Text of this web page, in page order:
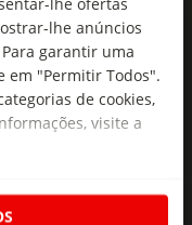
lhe anúncios
garantir uma
em "Permitir Todos".
de cookies,
visite a
no